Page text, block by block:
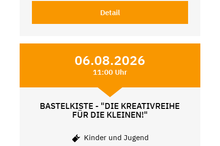
Detail
06.08.2026
11:00 Uhr
BASTELKISTE - "DIE KREATIVREIHE
FÜR DIE KLEINEN!"
Kinder und Jugend